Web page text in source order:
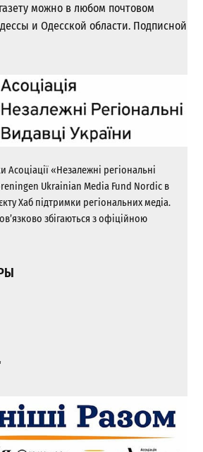
можно в любом почтовом
и Одесской области. Подписной
Асоціації «Незалежні регіональні
Ukrainian Media Fund Nordic в
Хаб підтримки регіональних медіа.
збігаються з офіційною